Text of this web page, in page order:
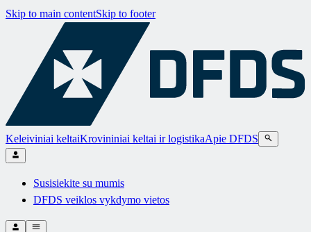
Skip to main contentSkip to footer
Keleiviniai keltaiKrovininiai keltai ir logistikaApie DFDS
Susisiekite su mumis
DFDS veiklos vykdymo vietos